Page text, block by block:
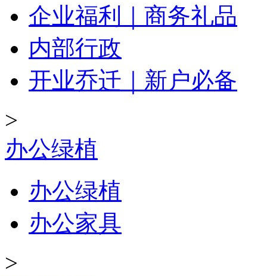
企业福利｜商务礼品
内部行政
开业乔迁｜新户必备
>
办公绿植
办公绿植
办公家具
>